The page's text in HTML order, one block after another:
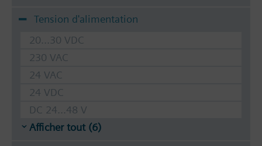
Tension d'alimentation
20...30 VDC
230 VAC
24 VAC
24 VDC
DC 24...48 V
Afficher tout (6)